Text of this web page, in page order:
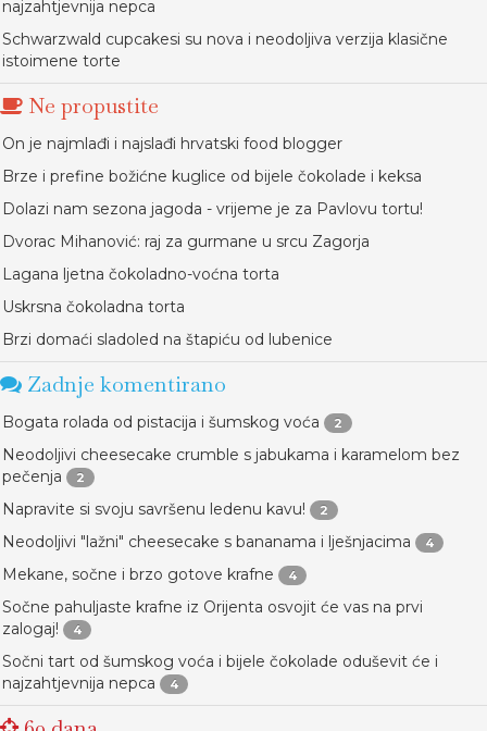
najzahtjevnija nepca
Schwarzwald cupcakesi su nova i neodoljiva verzija klasične
istoimene torte
Ne propustite
On je najmlađi i najslađi hrvatski food blogger
Brze i prefine božićne kuglice od bijele čokolade i keksa
Dolazi nam sezona jagoda - vrijeme je za Pavlovu tortu!
Dvorac Mihanović: raj za gurmane u srcu Zagorja
Lagana ljetna čokoladno-voćna torta
Uskrsna čokoladna torta
Brzi domaći sladoled na štapiću od lubenice
Zadnje komentirano
Bogata rolada od pistacija i šumskog voća 2
Neodoljivi cheesecake crumble s jabukama i karamelom bez
pečenja
2
Napravite si svoju savršenu ledenu kavu! 2
Neodoljivi "lažni" cheesecake s bananama i lješnjacima 4
Mekane, sočne i brzo gotove krafne 4
Sočne pahuljaste krafne iz Orijenta osvojit će vas na prvi
zalogaj!
4
Sočni tart od šumskog voća i bijele čokolade oduševit će i
najzahtjevnija nepca
4